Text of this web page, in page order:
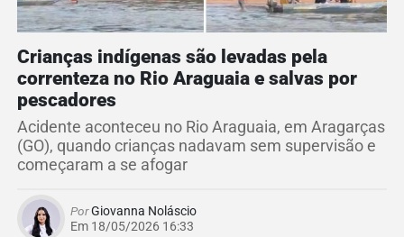
Crianças indígenas são levadas pela
correnteza no Rio Araguaia e salvas por
pescadores
Acidente aconteceu no Rio Araguaia, em Aragarças
(GO), quando crianças nadavam sem supervisão e
começaram a se afogar
PorGiovanna Noláscio
Em 18/05/2026 16:33